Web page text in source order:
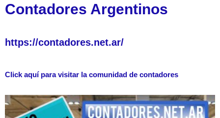
Contadores Argentinos
https://contadores.net.ar/
Click aquí para visitar la comunidad de contadores